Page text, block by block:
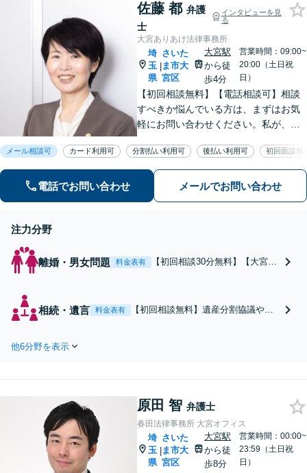
人破産も実績多数【完全個室】
佐藤 都 弁護
士
インタビューを見
る
大宮ありあけ法律事務所
埼
玉
県
|
さいた
ま市大
宮区
大宮駅
から徒
歩4分
営業時間：09:00~
20:00（土日祝
日）
【初回相談無料】【電話相談可】相談
すべきか悩んでいる方は、まずはお気
軽にお問い合わせください。私が、お
務所ならではの機動力を生かし、最善
の結果を獲得できるように尽力いたし
メール相談可 カード利用可 分割払い利用可 後払い利用可 初回面談無
電話でお問い合わせ メールでお問い合わせ
注力分野
離婚・男女問題 料金表有
【初回相談30分無料】【大宮駅
停や訴訟の対応に困られている
方、一度、ご相談ください。
相続・遺言 料金表有
【初回相談無料】遺産分割協議や調
財産が不明な場合も調査から対応し
他6分野を表示
原田 智 弁護士
春田法律事務所 大宮オフィス
埼
玉
県
|
さいた
ま市大
宮区
大宮駅
から徒
歩8分
営業時間：00:00~
23:59（土日祝
日）